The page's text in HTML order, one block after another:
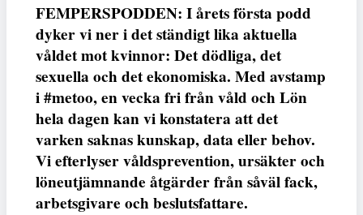
FEMPERSPODDEN: I årets första podd
dyker vi ner i det ständigt lika aktuella
våldet mot kvinnor: Det dödliga, det
sexuella och det ekonomiska. Med avstamp
i #metoo, en vecka fri från våld och Lön
hela dagen kan vi konstatera att det
varken saknas kunskap, data eller behov.
Vi efterlyser våldsprevention, ursäkter och
löneutjämnande åtgärder från såväl fack,
arbetsgivare och beslutsfattare.